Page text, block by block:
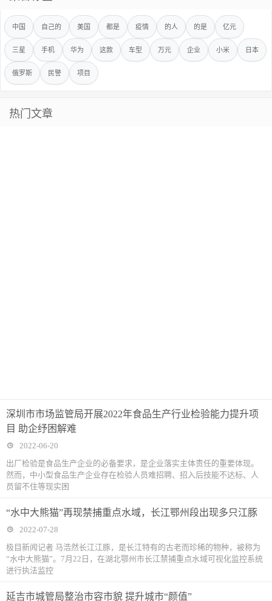
中国 自己的 美国 都是 疫情 的人 的是 亿元
三星 手机 华为 这款 车型 万元 企业 小米 日本
俄罗斯 民警 项目
热门文章
深圳市市场监管局开展2022年食品生产行业检验能力提升项
目 助企纾困解难
2022-06-20
出厂检验是食品生产企业的必备要求，是企业落实主体责任的重要体现。
然而，中小型食品生产企业存在检验人员难招聘、招入后技能不达标、人
员留不住等现实困
“水中大熊猫”再现禁捕重点水域，长江鄂州段出现多只江豚
2022-07-28
极目新闻记者 马浩然长江江豚，是长江特有的古老而珍稀的物种，被称为
“水中大熊猫”。7月22日，在湖北鄂州市长江禁捕重点水域可视化监控系统
进行执法监控
延吉市城管局整治市容市貌 提升城市“颜值”